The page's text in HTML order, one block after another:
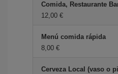
Comida, Restaurante
12,00 €
Menú comida rápida
8,00 €
Cerveza Local (vaso o